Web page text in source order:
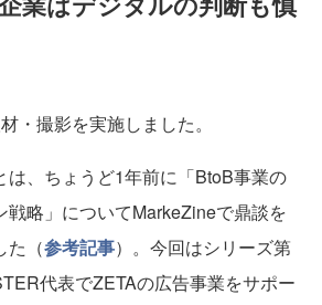
・撮影を実施しました。
は、ちょうど1年前に「BtoB事業の
戦略」についてMarkeZineで鼎談を
た（参考記事）。今回はシリーズ第
代表でZETAの広告事業をサポー